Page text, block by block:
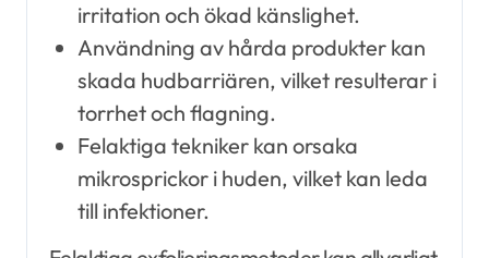
irritation och ökad känslighet.
Användning av hårda produkter kan
skada hudbarriären, vilket resulterar i
torrhet och flagning.
Felaktiga tekniker kan orsaka
mikrosprickor i huden, vilket kan leda
till infektioner.